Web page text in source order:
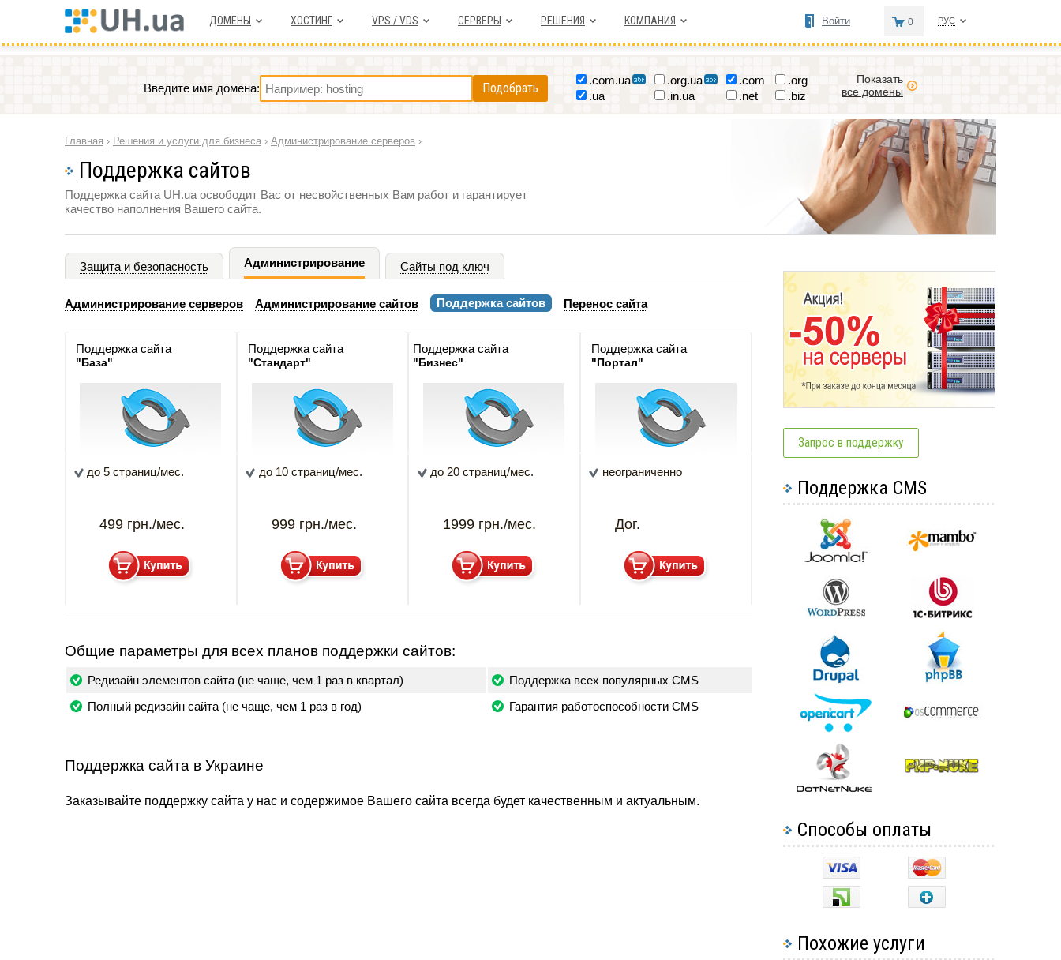
ДОМЕНЫ ХОСТИНГ VPS / VDS СЕРВЕРЫ РЕШЕНИЯ КОМПАНИЯ РУС
0
Войти
Введите имя домена: Подобрать
.com.ua .org.ua .com
.org
.ua
.in.ua .net .biz
Показать
все домены
Главная › Решения и услуги для бизнеса › Администрирование серверов ›
Поддержка сайтов
Поддержка сайта UH.ua освободит Вас от несвойственных Вам работ и гарантирует
качество наполнения Вашего сайта.
Защита и безопасность Администрирование Сайты под ключ
Администрирование серверов Администрирование сайтов Поддержка сайтов Перенос сайта
Поддержка сайта
"База"
до 5 страниц/мес.
499 грн./мес.
Поддержка сайта
"Стандарт"
до 10 страниц/мес.
999 грн./мес.
Поддержка сайта
"Бизнес"
до 20 страниц/мес.
1999 грн./мес.
Поддержка сайта
"Портал"
неограниченно
Дог.
Общие параметры для всех планов поддержки сайтов:
Редизайн элементов сайта (не чаще, чем 1 раз в квартал)
Поддержка всех популярных CMS
Полный редизайн сайта (не чаще, чем 1 раз в год)
Гарантия работоспособности CMS
Поддержка сайта в Украине
Заказывайте поддержку сайта у нас и содержимое Вашего сайта всегда будет качественным и актуальным.
Запрос в поддержку
Поддержка CMS
Способы оплаты
Похожие услуги